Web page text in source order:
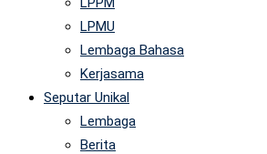
LPMU
Lembaga Bahasa
Kerjasama
Seputar Unikal
Lembaga
Berita